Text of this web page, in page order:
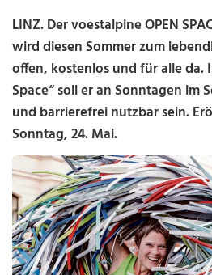
LINZ. Der voestalpine OPEN
wird diesen Sommer zum
offen, kostenlos und für alle da.
Space“ soll er an Sonntagen im
und barrierefrei nutzbar sein.
Sonntag, 24. Mai.